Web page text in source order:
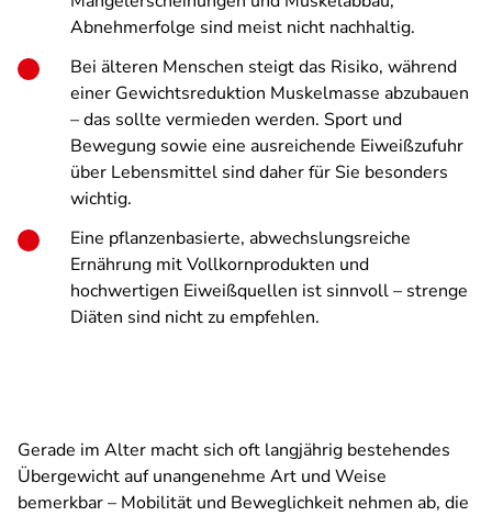
Abnehmerfolge sind meist nicht nachhaltig.
Bei älteren Menschen steigt das Risiko, während
einer Gewichtsreduktion Muskelmasse abzubauen
– das sollte vermieden werden. Sport und
Bewegung sowie eine ausreichende Eiweißzufuhr
über Lebensmittel sind daher für Sie besonders
wichtig.
Eine pflanzenbasierte, abwechslungsreiche
Ernährung mit Vollkornprodukten und
hochwertigen Eiweißquellen ist sinnvoll – strenge
Diäten sind nicht zu empfehlen.
Gerade im Alter macht sich oft langjährig bestehendes
Übergewicht auf unangenehme Art und Weise
bemerkbar – Mobilität und Beweglichkeit nehmen ab, die